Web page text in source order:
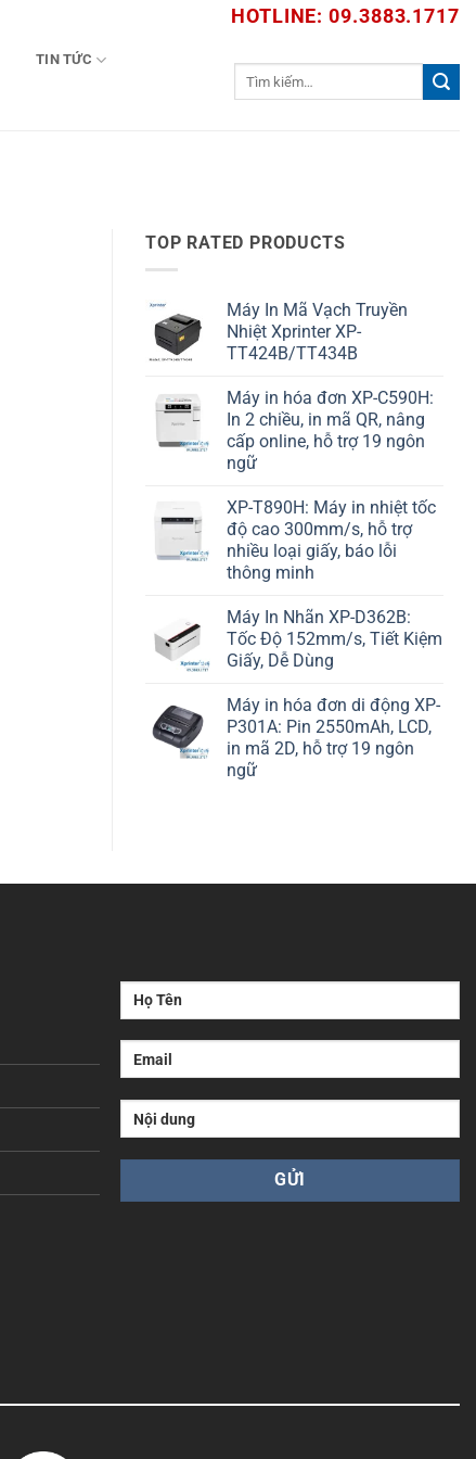
HOTLINE: 09.3883.1717
TIN TỨC
TOP RATED PRODUCTS
Máy In Mã Vạch Truyền
Nhiệt Xprinter XP-
TT424B/TT434B
Máy in hóa đơn XP-C590H:
In 2 chiều, in mã QR, nâng
cấp online, hỗ trợ 19 ngôn
ngữ
XP-T890H: Máy in nhiệt tốc
độ cao 300mm/s, hỗ trợ
nhiều loại giấy, báo lỗi
thông minh
Máy In Nhãn XP-D362B:
Tốc Độ 152mm/s, Tiết Kiệm
Giấy, Dễ Dùng
Máy in hóa đơn di động XP-
P301A: Pin 2550mAh, LCD,
in mã 2D, hỗ trợ 19 ngôn
ngữ